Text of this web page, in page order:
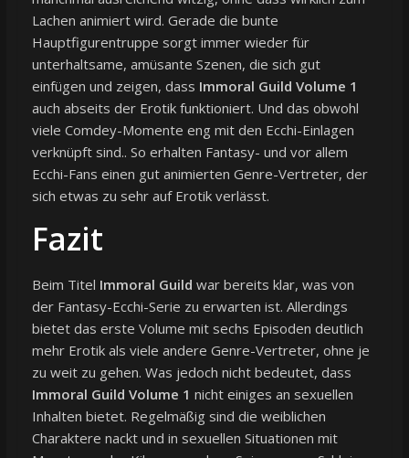
Lachen animiert wird. Gerade die bunte
Hauptfigurentruppe sorgt immer wieder für
unterhaltsame, amüsante Szenen, die sich gut
einfügen und zeigen, dass Immoral Guild Volume 1
auch abseits der Erotik funktioniert. Und das obwohl
viele Comdey-Momente eng mit den Ecchi-Einlagen
verknüpft sind.. So erhalten Fantasy- und vor allem
Ecchi-Fans einen gut animierten Genre-Vertreter, der
sich etwas zu sehr auf Erotik verlässt.
Fazit
Beim Titel Immoral Guild war bereits klar, was von
der Fantasy-Ecchi-Serie zu erwarten ist. Allerdings
bietet das erste Volume mit sechs Episoden deutlich
mehr Erotik als viele andere Genre-Vertreter, ohne je
zu weit zu gehen. Was jedoch nicht bedeutet, dass
Immoral Guild Volume 1 nicht einiges an sexuellen
Inhalten bietet. Regelmäßig sind die weiblichen
Charaktere nackt und in sexuellen Situationen mit